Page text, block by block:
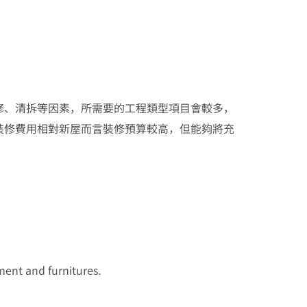
清拆等因素，所需要的工程類型項目會較多，
費用相對新屋而言裝修預算較高，但能夠將充
and furnitures.